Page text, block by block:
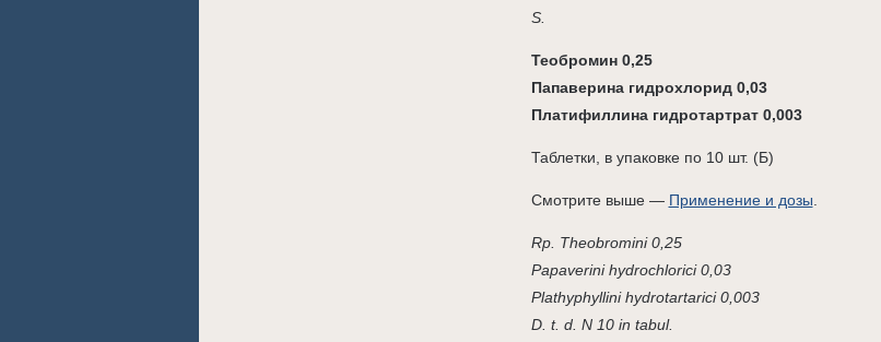
S.
Теобромин 0,25
Папаверина гидрохлорид 0,03
Платифиллина гидротартрат 0,003
Таблетки, в упаковке по 10 шт. (Б)
Смотрите выше — Применение и дозы
Rp. Theobromini 0,25
Papaverini hydrochlorici 0,03
Plathyphyllini hydrotartarici 0,003
D. t. d. N 10 in tabul.